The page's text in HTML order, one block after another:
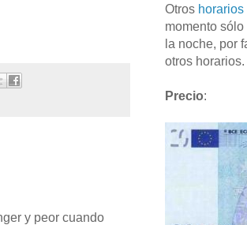
y peor cuando
Otros
momento
la noche, por
otros horarios.
Precio: